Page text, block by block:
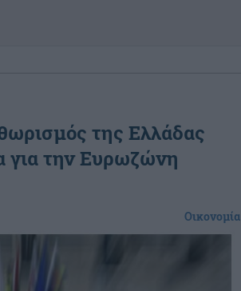
της Ελλάδας
για την Ευρωζώνη
Οικονομία